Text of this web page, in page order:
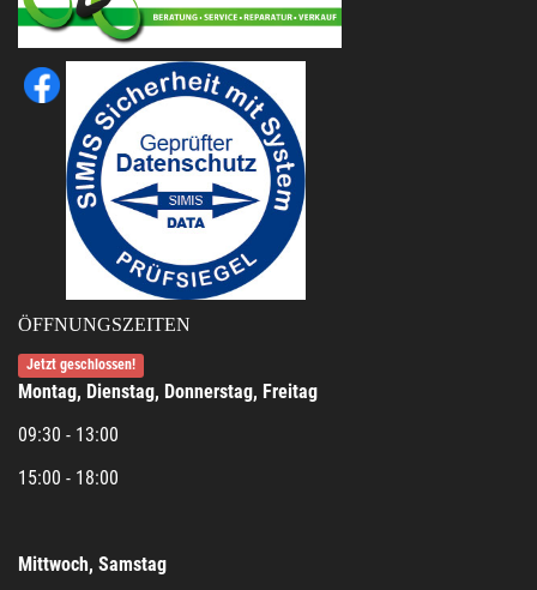
ÖFFNUNGSZEITEN
Jetzt geschlossen!
Montag, Dienstag, Donnerstag, Freitag
09:30 - 13:00
15:00 - 18:00
Mittwoch, Samstag